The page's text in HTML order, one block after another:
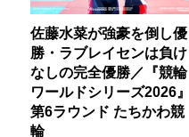
佐藤水菜が強豪を倒し優
勝・ラブレイセンは負け
なしの完全優勝／『競輪
ワールドシリーズ2026』
第6ラウンド たちかわ競
輪